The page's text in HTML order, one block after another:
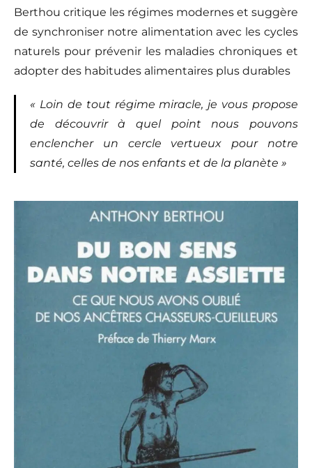
Berthou critique les régimes modernes et suggère
de synchroniser notre alimentation avec les cycles
naturels pour prévenir les maladies chroniques et
adopter des habitudes alimentaires plus durables​
« Loin de tout régime miracle, je vous propose
de découvrir à quel point nous pouvons
enclencher un cercle vertueux pour notre
santé, celles de nos enfants et de la planète »